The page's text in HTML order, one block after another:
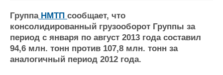
Пульс
Новости
Компании
Репутация
Работа
Доска объявлений
Продажа флота
Оборудование
Изделия
Материалы
ГруппаНМТП сообщает, что
консолидированный грузооборот Группы за
период с января по август 2013 года составил
94,6 млн. тонн против 107,8 млн. тонн за
аналогичный период 2012 года.